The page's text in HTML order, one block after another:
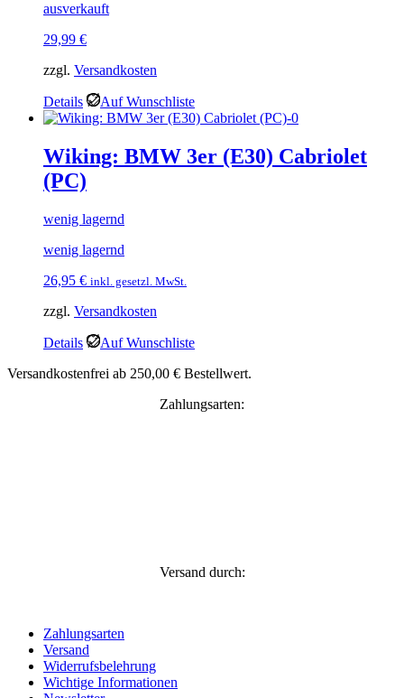
ausverkauft
29,99 €
zzgl. Versandkosten
Details Auf Wunschliste
Wiking: BMW 3er (E30) Cabriolet
(PC)
wenig lagernd
wenig lagernd
26,95 € inkl. gesetzl. MwSt.
zzgl. Versandkosten
Details
Auf Wunschliste
Versandkostenfrei ab 250,00 € Bestellwert.
Zahlungsarten:
Versand durch:
Zahlungsarten
Versand
Widerrufsbelehrung
Wichtige Informationen